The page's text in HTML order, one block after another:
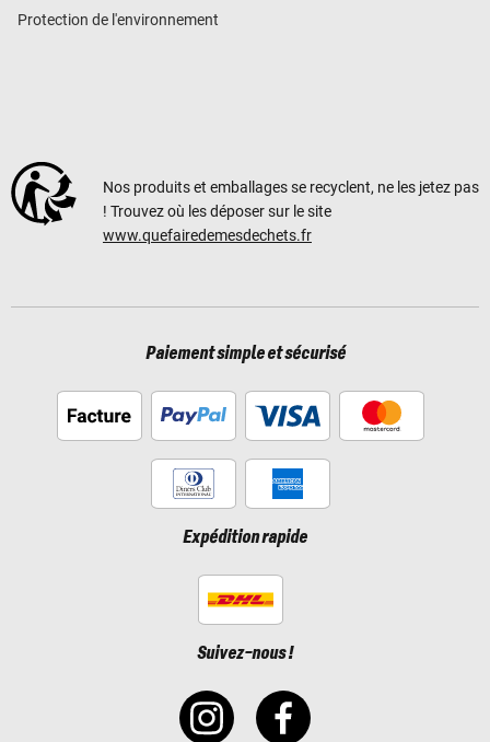
Protection de l'environnement
Nos produits et emballages se recyclent, ne les jetez pas
! Trouvez où les déposer sur le site
www.quefairedemesdechets.fr
Paiement simple et sécurisé
Expédition rapide
Suivez-nous !